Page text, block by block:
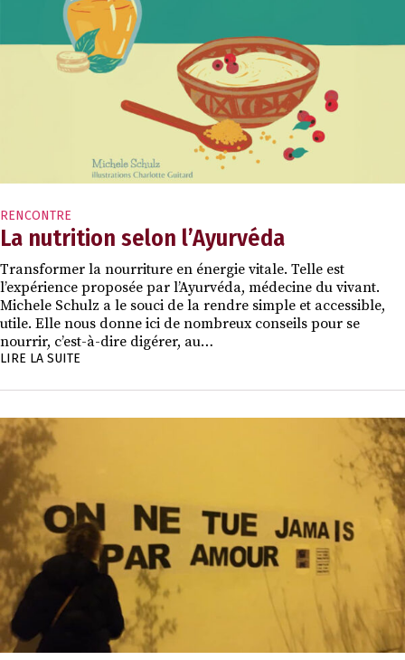
RENCONTRE
La nutrition selon l’Ayurvéda
Transformer la nourriture en énergie vitale. Telle est
l’expérience proposée par l’Ayurvéda, médecine du vivant.
Michele Schulz a le souci de la rendre simple et accessible,
utile. Elle nous donne ici de nombreux conseils pour se
nourrir, c’est-à-dire digérer, au…
LIRE LA SUITE